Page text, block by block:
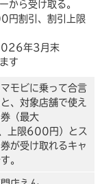
から受け取る。
円割引、割引上限
年3月末
す
モビに乗って合言
、対象店舗で使え
（最大
上限600円）とス
が受け取れるキャ
。